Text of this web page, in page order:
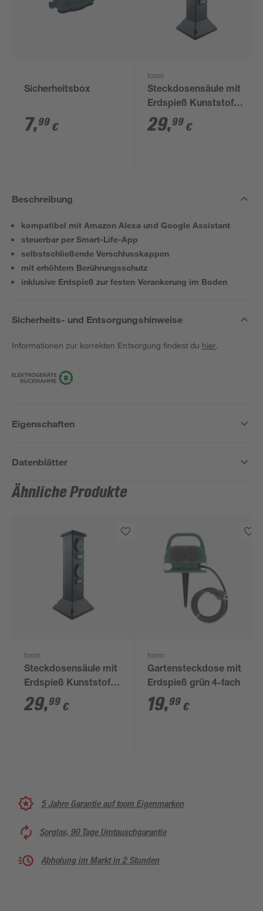
Sicherheitsbox
7,99 €
toom
Steckdosensäule mit
Erdspieß Kunststoff
schwarz 4-fach
29,99 €
Beschreibung
kompatibel mit Amazon Alexa und Google Assistant
steuerbar per Smart-Life-App
selbstschließende Verschlusskappen
mit erhöhtem Berührungsschutz
inklusive Erdspieß zur festen Verankerung im Boden
Sicherheits- und Entsorgungshinweise
Informationen zur korrekten Entsorgung findest du hier.
Eigenschaften
Datenblätter
Ähnliche Produkte
toom
Steckdosensäule mit
Erdspieß Kunststoff
schwarz 4-fach
29,99 €
toom
Gartensteckdose mit
Erdspieß grün 4-fach
19,99 €
5 Jahre Garantie auf toom Eigenmarken
Sorglos, 90 Tage Umtauschgarantie
Abholung im Markt in 2 Stunden